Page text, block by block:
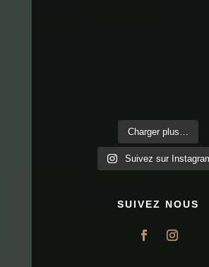
Charger plus…
Suivez sur
SUIVEZ NOUS